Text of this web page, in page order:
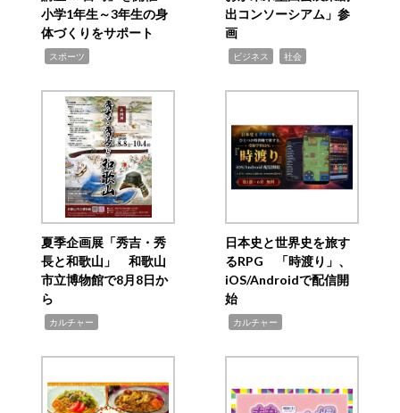
小学1年生～3年生の身
体づくりをサポート
スポーツ
出コンソーシアム」参
画
ビジネス 社会
夏季企画展「秀吉・秀
長と和歌山」 和歌山
市立博物館で8月8日か
ら
カルチャー
日本史と世界史を旅す
るRPG 「時渡り」、
iOS/Androidで配信開
始
カルチャー